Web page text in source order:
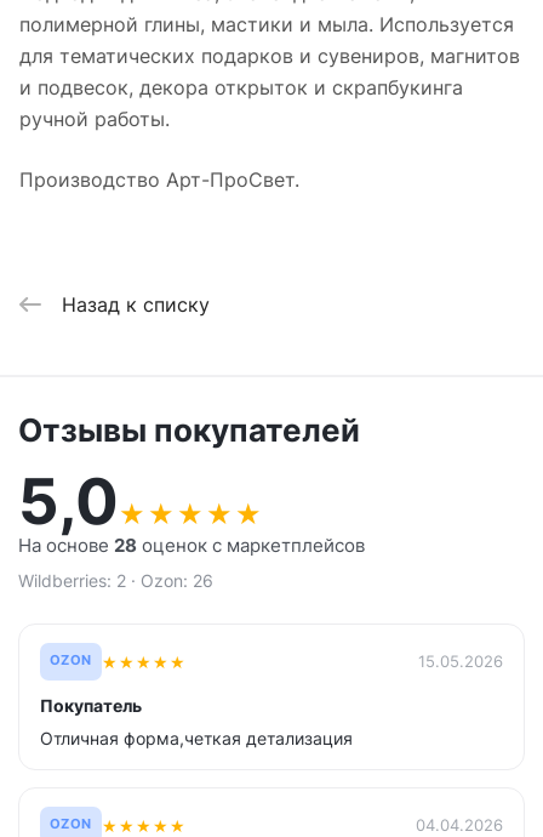
полимерной глины, мастики и мыла. Используется
для тематических подарков и сувениров, магнитов
и подвесок, декора открыток и скрапбукинга
ручной работы.
Производство Арт-ПроСвет.
Назад к списку
Отзывы покупателей
5,0★ ★ ★ ★ ★
На основе 28 оценок с маркетплейсов
Wildberries: 2 · Ozon: 26
OZON ★★★★★ 15.05.2026
Покупатель
Отличная форма,четкая детализация
OZON ★★★★★ 04.04.2026